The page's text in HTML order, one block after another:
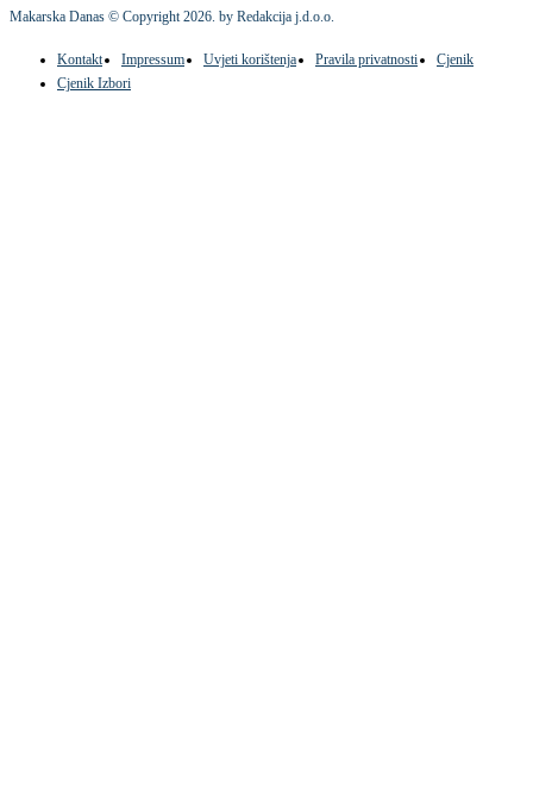
Makarska Danas © Copyright2026. by Redakcija j.d.o.o.
Kontakt Impressum Uvjeti korištenja Pravila privatnosti
Cjenik
Cjenik Izbori